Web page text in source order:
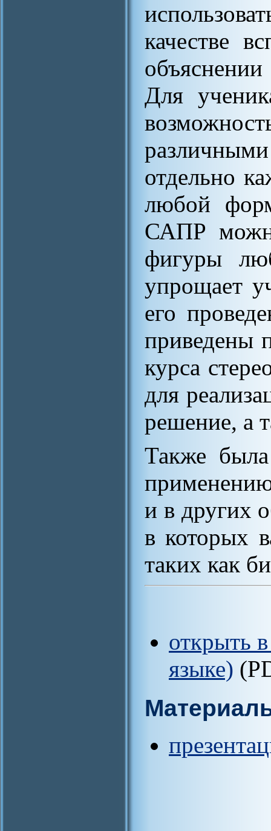
качестве
Для
отдельно
любой
САПР
фигуры
упрощает
его
приведены
курса
для
решение, а
Также
и в других
в которых
таких как
открыть
языке)